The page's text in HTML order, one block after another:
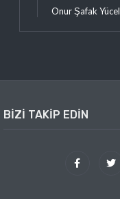
Onur Şafak Yücel
BIZI TAKIP EDIN